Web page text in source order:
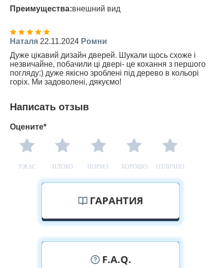
Преимущества:внешний вид
Наталя 22.11.2024 Ромни
Дуже цікавий дизайн дверей. Шукали щось схоже і
незвичайне, побачили ці двері- це кохання з першого
погляду:) дуже якісно зроблені під дерево в кольорі
горіх. Ми задоволені, дякуємо!
Написать отзыв
Оцените*
УЖАС ПЛОХО НОРМА ХОРОШО ОТЛИЧНО
ГАРАНТИЯ
F.A.Q.